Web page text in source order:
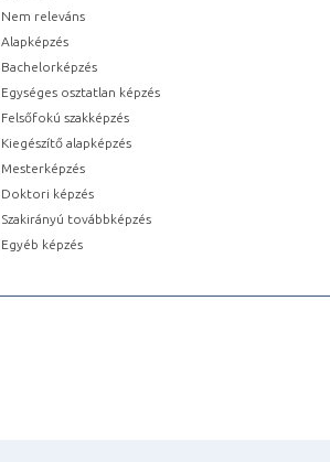
Nem releváns
Alapképzés
Bachelorképzés
Egységes osztatlan képzés
Felsőfokú szakképzés
Kiegészítő alapképzés
Mesterképzés
Doktori képzés
Szakirányú továbbképzés
Egyéb képzés